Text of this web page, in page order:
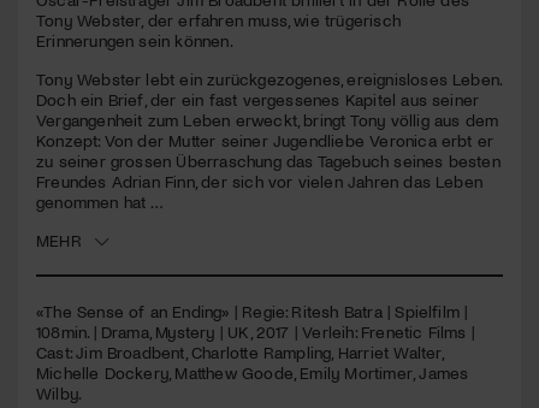
Tony Webster, der erfahren muss, wie trügerisch
Erinnerungen sein können.
Tony Webster lebt ein zurückgezogenes, ereignisloses Leben.
Doch ein Brief, der ein fast vergessenes Kapitel aus seiner
Vergangenheit zum Leben erweckt, bringt Tony völlig aus dem
Konzept: Von der Mutter seiner Jugendliebe Veronica erbt er
zu seiner grossen Überraschung das Tagebuch seines besten
Freundes Adrian Finn, der sich vor vielen Jahren das Leben
genommen hat …
MEHR
«The Sense of an Ending» | Regie: Ritesh Batra | Spielfilm |
108min. | Drama, Mystery | UK, 2017 | Verleih: Frenetic Films |
Cast: Jim Broadbent, Charlotte Rampling, Harriet Walter,
Michelle Dockery, Matthew Goode, Emily Mortimer, James
Wilby.
Jetzt Mitglied werden